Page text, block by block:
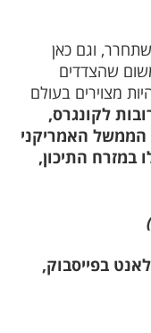
וגם כאן
שהצדדים
מצוירים בעולם
לקונגרס,
הממשל האמריקני
במזרח התיכון,
בפייסבוק,